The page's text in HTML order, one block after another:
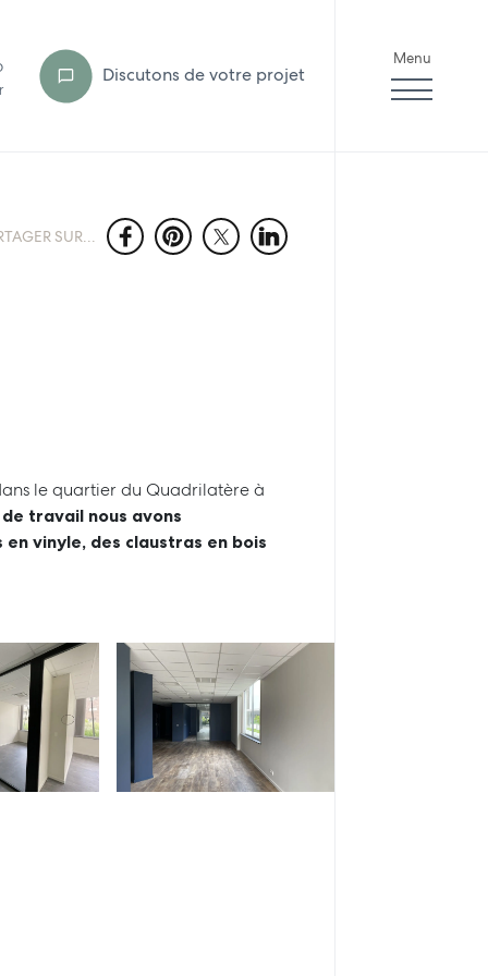
Discutons de votre projet
Menu
SUR...
le quartier du Quadrilatère à
de travail nous avons
vinyle, des claustras en bois